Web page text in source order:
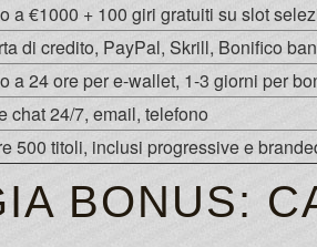
a €1000 + 100 giri gratuiti su slot
di credito, PayPal, Skrill, Bonifico
a 24 ore per e-wallet, 1-3 giorni per
chat 24/7, email, telefono
500 titoli, inclusi progressive e
BONUS: